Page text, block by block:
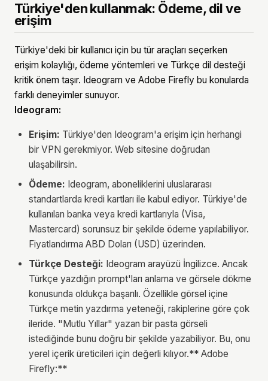
Türkiye'den kullanmak: Ödeme, dil ve
erişim
Türkiye'deki bir kullanıcı için bu tür araçları seçerken
erişim kolaylığı, ödeme yöntemleri ve Türkçe dil desteği
kritik önem taşır. Ideogram ve Adobe Firefly bu konularda
farklı deneyimler sunuyor.
Ideogram:
Erişim: Türkiye'den Ideogram'a erişim için herhangi
bir VPN gerekmiyor. Web sitesine doğrudan
ulaşabilirsin.
Ödeme: Ideogram, aboneliklerini uluslararası
standartlarda kredi kartları ile kabul ediyor. Türkiye'de
kullanılan banka veya kredi kartlarıyla (Visa,
Mastercard) sorunsuz bir şekilde ödeme yapılabiliyor.
Fiyatlandırma ABD Doları (USD) üzerinden.
Türkçe Desteği: Ideogram arayüzü İngilizce. Ancak
Türkçe yazdığın prompt'ları anlama ve görsele dökme
konusunda oldukça başarılı. Özellikle görsel içine
Türkçe metin yazdırma yeteneği, rakiplerine göre çok
ileride. "Mutlu Yıllar" yazan bir pasta görseli
istediğinde bunu doğru bir şekilde yazabiliyor. Bu, onu
yerel içerik üreticileri için değerli kılıyor.** Adobe
Firefly:**